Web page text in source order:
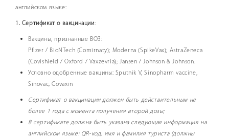
английском языке:
1. Сертификат о вакцинации:
Вакцины, признанные ВОЗ:
Pfizer / BioNTech (Comirnaty); Moderna (SpikeVax); AstraZeneca
(Covishield / Oxford / Vaxzevria); Jansen / Johnson & Johnson.
Условно одобренные вакцины: Sputnik V, Sinopharm vaccine,
Sinovac, ​Covaxin
Сертификат о вакцинации должен быть действительным не
более 1 года с момента получения второй дозы;
В сертификате должна быть указана следующая информация на
английском языке: QR-код, имя и фамилия туриста (должны